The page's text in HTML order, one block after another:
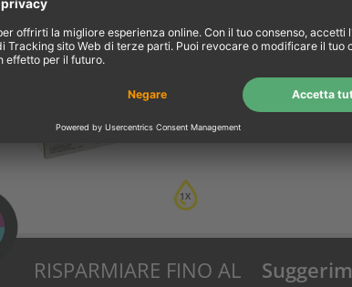
1X
RISPARMIARE FINO AL